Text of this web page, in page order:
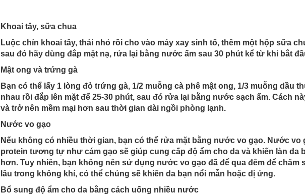
Khoai tây, sữa chua
Luộc chín khoai tây, thái nhỏ rồi cho vào máy xay sinh tố, thêm một hộp sữa
sau đó hãy dùng đắp mặt nạ, rửa lại bằng nước ấm sau 30 phút kể từ khi bắt
Mật ong và trứng gà
Bạn có thể lấy 1 lòng đỏ trứng gà, 1/2 muỗng cà phê mật ong, 1/3 muỗng dầu
nhau rồi đắp lên mặt để 25-30 phút, sau đó rửa lại bằng nước sạch ấm. Cách
và trở nên mềm mại hơn sau thời gian dài ngồi phòng lạnh.
Nước vo gạo
Nếu không có nhiều thời gian, bạn có thể rửa mặt bằng nước vo gạo. Nước vo
protein tương tự như cám gạo sẽ giúp cung cấp độ ẩm cho da và khiến làn da
hơn. Tuy nhiên, bạn không nên sử dụng nước vo gạo đã để qua đêm để chăm
lâu trong không khí, có thể chúng sẽ khiến da bạn nổi mẫn hoặc dị ứng.
Bổ sung độ ẩm cho da bằng cách uống nhiều nước